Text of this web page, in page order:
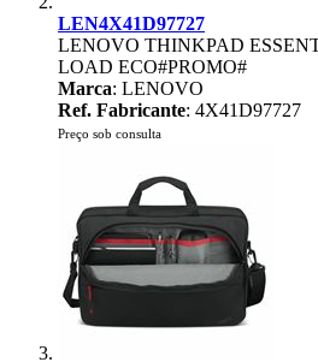
LEN4X41D97727
LENOVO THINKPAD
LOAD ECO#PROMO#
Marca: LENOVO
Ref. Fabricante: 4X41D97727
Preço sob consulta